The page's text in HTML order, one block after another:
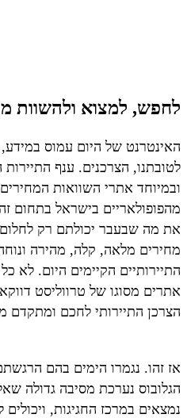
לחפש, למצוא ולהשוות
האינטרנט של היום עמוס
לטובתנו, הצרכנים. ענף
ובמיוחד אתרי השוואות
מהפופולאריים בישראל בתחום
את מה שבעבר יכולתם רק
מחירים מלאה, קלה, מהירה
התיירותיים הקיימים היום. לא
אתרים מסוגו של טרווליסט
הצרכן התיירותי לחכם ומתקדם
אז זהו. נגמרו הימים בהם
הגלובוס נערכת מסיבה גדולה
נמצאים במרכז החגיגות,